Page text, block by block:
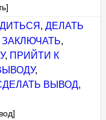
, ДЕЛАТЬ
ЗАКЛЮЧАТЬ,
, ПРИЙТИ К
,
ВЫВОД,